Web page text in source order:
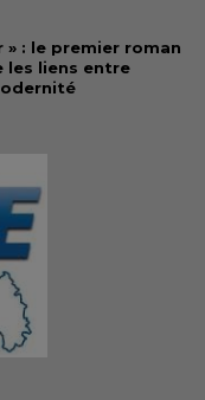
» : le premier roman
les liens entre